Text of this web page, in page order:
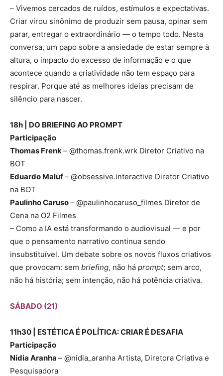
– Vivemos cercados de ruídos, estímulos e expectativas.
Criar virou sinônimo de produzir sem pausa, opinar sem
parar, entregar o extraordinário — o tempo todo. Nesta
conversa, um papo sobre a ansiedade de estar sempre à
altura, o impacto do excesso de informação e o que
acontece quando a criatividade não tem espaço para
respirar. Porque até as melhores ideias precisam de
silêncio para nascer.
18h | DO BRIEFING AO PROMPT
Participação
Thomas Frenk – @thomas.frenk.wrk Diretor Criativo na
BOT
Eduardo Maluf– @obsessive.interactive Diretor Criativo
na BOT
Paulinho Caruso– @paulinhocaruso_filmes Diretor de
Cena na O2 Filmes
– Como a IA está transformando o audiovisual — e por
que o pensamento narrativo continua sendo
insubstituível. Um debate sobre os novos fluxos criativos
que provocam: sem briefing, não há prompt; sem arco,
não há história; sem intenção, não há potência criativa.
SÁBADO (21)
11h30 | ESTÉTICA É POLÍTICA: CRIAR É DESAFIA
Participação
Nídia Aranha – @nidia_aranha Artista, Diretora Criativa e
Pesquisadora